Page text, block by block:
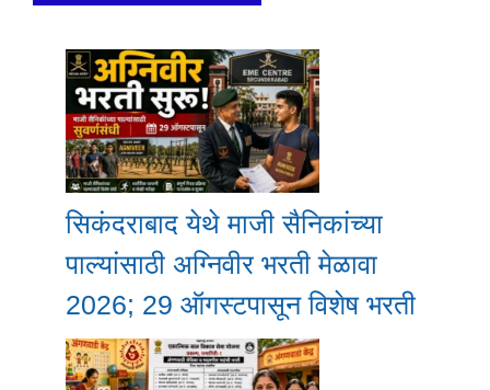
सिकंदराबाद येथे माजी सैनिकांच्या
पाल्यांसाठी अग्निवीर भरती मेळावा
2026; 29 ऑगस्टपासून विशेष भरती